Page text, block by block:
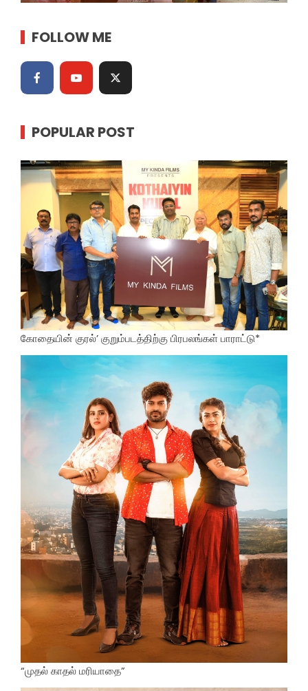
FOLLOW ME
POPULAR POST
கோதையின் குரல்’ குறும்படத்திற்கு பிரபலங்கள் பாராட்டு*
“முதல் காதல் மரியாதை”